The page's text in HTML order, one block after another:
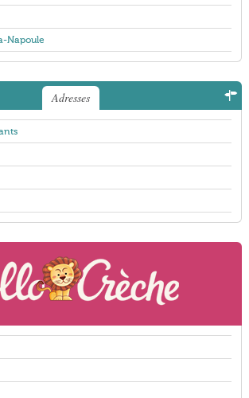
Napoule
Adresses